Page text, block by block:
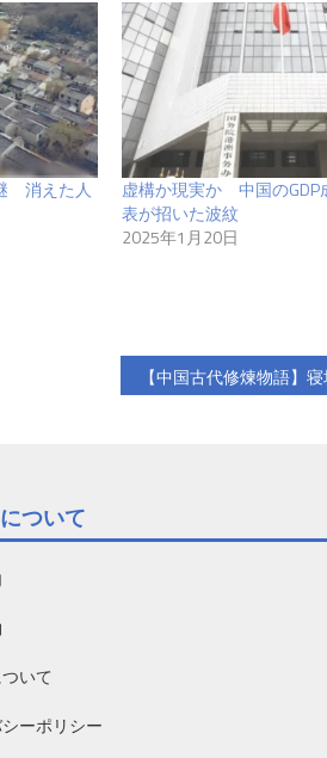
消えた人
虚構か現実か 中国のGDP
表が招いた波紋
2025年1月20日
【中国古代修煉物語】
ついて
いて
ーポリシー